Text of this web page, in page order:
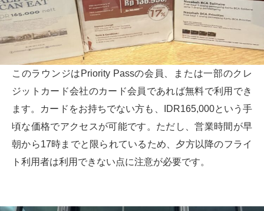
このラウンジはPriority Passの会員、または一部のクレ
ジットカード会社のカード会員であれば無料で利用でき
ます。カードをお持ちでない方も、IDR165,000という手
頃な価格でアクセスが可能です。ただし、営業時間が早
朝から17時までと限られているため、夕方以降のフライ
ト利用者は利用できない点に注意が必要です。